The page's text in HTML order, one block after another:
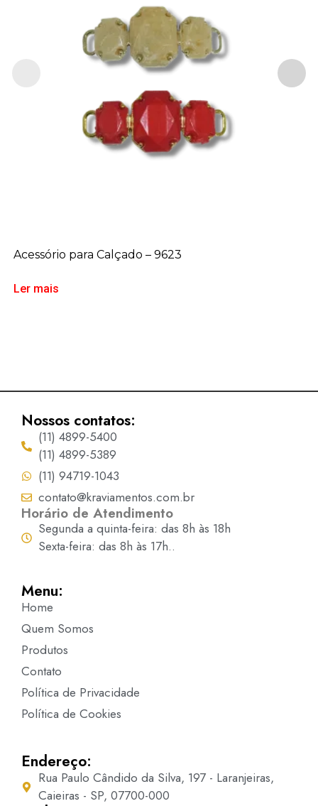
Acessório para Calçado – 9623
Ler mais
Nossos contatos:
(11) 4899-5400
(11) 4899-5389
(11) 94719-1043
contato@kraviamentos.com.br
Horário de Atendimento
Segunda a quinta-feira: das 8h às 18h
Sexta-feira: das 8h às 17h..
Menu:
Home
Quem Somos
Produtos
Contato
Política de Privacidade
Política de Cookies
Endereço:
Rua Paulo Cândido da Silva, 197 - Laranjeiras,
Caieiras - SP, 07700-000